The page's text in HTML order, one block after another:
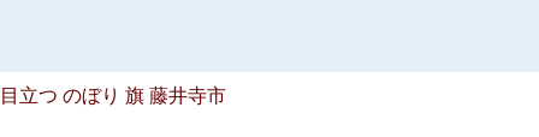
目立つ のぼり 旗 藤井寺市